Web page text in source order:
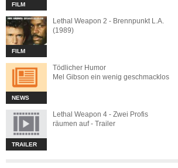
FILM
FILM
Lethal Weapon 2 - Brennpunkt L.A.
(1989)
NEWS
Tödlicher Humor
Mel Gibson ein wenig geschmacklos
TRAILER
Lethal Weapon 4 - Zwei Profis
räumen auf - Trailer